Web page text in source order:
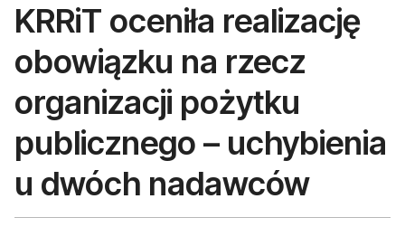
KRRiT oceniła realizację
obowiązku na rzecz
organizacji pożytku
publicznego – uchybienia
u dwóch nadawców